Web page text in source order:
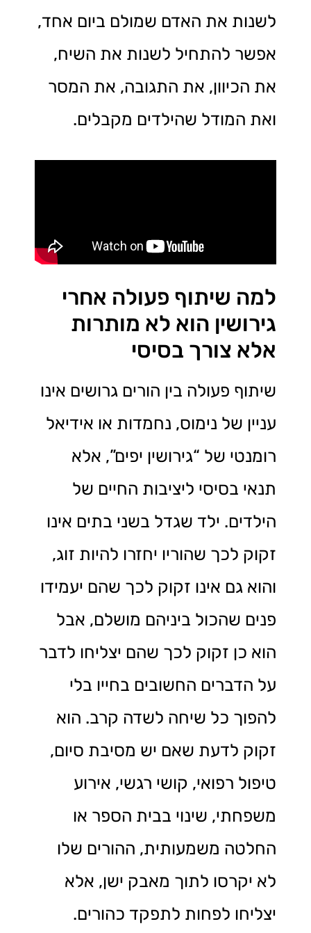
לשנות את האדם שמולם ביום אחד,
אפשר להתחיל לשנות את השיח,
את הכיוון, את התגובה, את המסר
ואת המודל שהילדים מקבלים.
למה שיתוף פעולה אחרי
גירושין הוא לא מותרות
אלא צורך בסיסי
שיתוף פעולה בין הורים גרושים אינו
עניין של נימוס, נחמדות או אידיאל
רומנטי של “גירושין יפים”, אלא
תנאי בסיסי ליציבות החיים של
הילדים. ילד שגדל בשני בתים אינו
זקוק לכך שהוריו יחזרו להיות זוג,
והוא גם אינו זקוק לכך שהם יעמידו
פנים שהכול ביניהם מושלם, אבל
הוא כן זקוק לכך שהם יצליחו לדבר
על הדברים החשובים בחייו בלי
להפוך כל שיחה לשדה קרב. הוא
זקוק לדעת שאם יש מסיבת סיום,
טיפול רפואי, קושי רגשי, אירוע
משפחתי, שינוי בבית הספר או
החלטה משמעותית, ההורים שלו
לא יקרסו לתוך מאבק ישן, אלא
יצליחו לפחות לתפקד כהורים.